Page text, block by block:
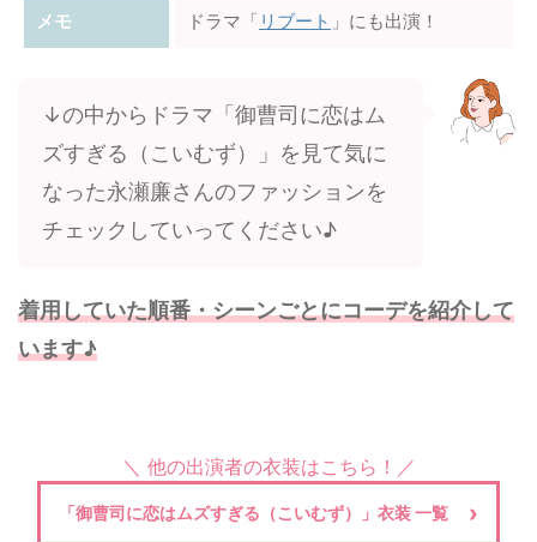
メモ ドラマ「 リブート 」にも出演！
↓の中からドラマ「御曹司に恋はム
ズすぎる（こいむず）」を見て気に
なった永瀬廉さんのファッションを
チェックしていってください♪
着用していた順番・シーンごとにコーデを紹介して
います♪
＼ 他の出演者の衣装はこちら！／
「御曹司に恋はムズすぎる（こいむず）」衣装 一覧